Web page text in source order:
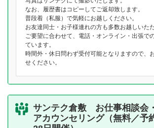
なお、履歴書はコピーしてご返却致します。
普段着（私服）で気軽にお越しください。
お友達同士・お子様連れの方も多数お越しいた
ご要望に合わせて、電話・オンライン・出張で
ています。
時間外・休日問わず受付可能となりますので、
せください。
サンテク倉敷 お仕事相談会
アカウンセリング（無料／予